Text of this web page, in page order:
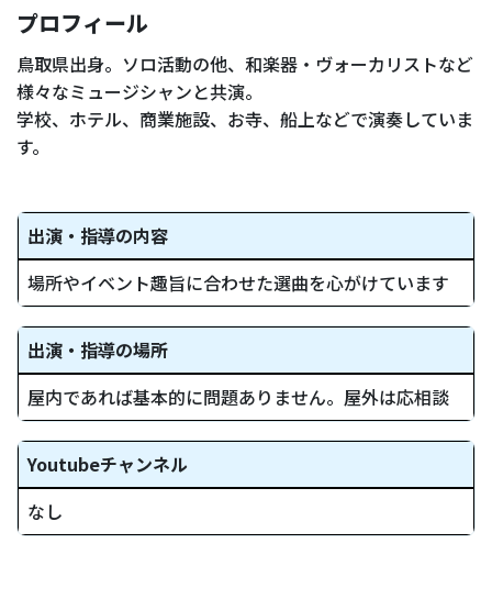
プロフィール
鳥取県出身。ソロ活動の他、和楽器・ヴォーカリストなど
様々なミュージシャンと共演。
学校、ホテル、商業施設、お寺、船上などで演奏していま
す。
出演・指導の内容
場所やイベント趣旨に合わせた選曲を心がけています
出演・指導の場所
屋内であれば基本的に問題ありません。屋外は応相談
Youtubeチャンネル
なし